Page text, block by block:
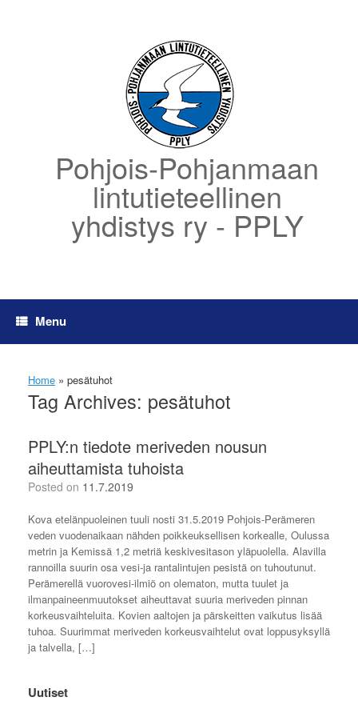
Pohjois-Pohjanmaan
lintutieteellinen
yhdistys ry - PPLY
Menu
Home » pesätuhot
Tag Archives: pesätuhot
PPLY:n tiedote meriveden nousun
aiheuttamista tuhoista
Posted on 11.7.2019
Kova etelänpuoleinen tuuli nosti 31.5.2019 Pohjois-Perämeren
veden vuodenaikaan nähden poikkeuksellisen korkealle, Oulussa
metrin ja Kemissä 1,2 metriä keskivesitason yläpuolella. Alavilla
rannoilla suurin osa vesi-ja rantalintujen pesistä on tuhoutunut.
Perämerellä vuorovesi-ilmiö on olematon, mutta tuulet ja
ilmanpaineenmuutokset aiheuttavat suuria meriveden pinnan
korkeusvaihteluita. Kovien aaltojen ja pärskeitten vaikutus lisää
tuhoa. Suurimmat meriveden korkeusvaihtelut ovat loppusyksyllä
ja talvella, […]
Uutiset